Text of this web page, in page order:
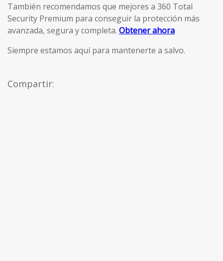
También recomendamos que mejores a 360 Total
Security Premium para conseguir la protección más
avanzada, segura y completa. Obtener ahora
Siempre estamos aquí para mantenerte a salvo.
Compartir: